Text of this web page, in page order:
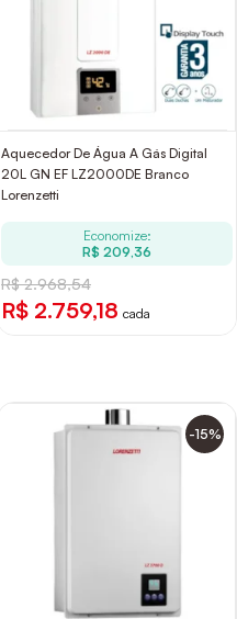
Aquecedor De Água A Gás Digital
20L GN EF LZ2000DE Branco
Lorenzetti
Economize:
R$ 209,36
R$ 2.968,54
R$ 2.759,18 cada
-15%